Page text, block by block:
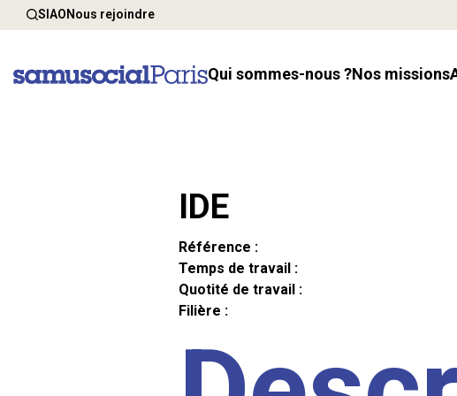
SIAONous rejoindre
Qui sommes-nous ? Nos missions
IDE
Référence :
Temps de travail :
Quotité de travail :
Filière :